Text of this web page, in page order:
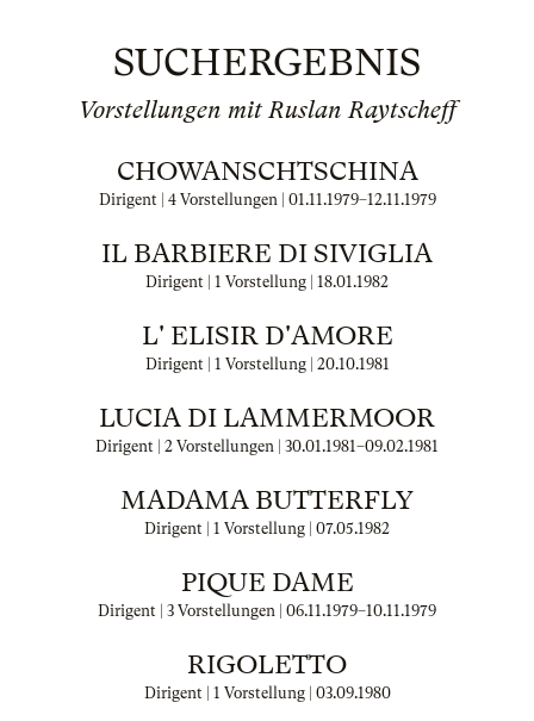
SUCHERGEBNIS
Vorstellungen mit Ruslan Raytscheff
CHOWANSCHTSCHINA
Dirigent | 4 Vorstellungen | 01.11.1979–12.11.1979
IL BARBIERE DI SIVIGLIA
Dirigent | 1 Vorstellung | 18.01.1982
L' ELISIR D'AMORE
Dirigent | 1 Vorstellung | 20.10.1981
LUCIA DI LAMMERMOOR
Dirigent | 2 Vorstellungen | 30.01.1981–09.02.1981
MADAMA BUTTERFLY
Dirigent | 1 Vorstellung | 07.05.1982
PIQUE DAME
Dirigent | 3 Vorstellungen | 06.11.1979–10.11.1979
RIGOLETTO
Dirigent | 1 Vorstellung | 03.09.1980